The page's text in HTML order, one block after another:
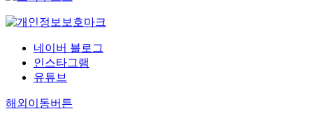
네이버 블로그
인스타그램
유튜브
해외이동버튼